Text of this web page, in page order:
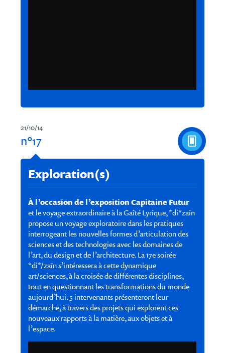
21/10/14
n°17
Exploration(s)
À l’occasion de l’exposition Capitaine Futur
et le voyage extraordinaire à la Gaîté Lyrique, *di*zaïn
propose un voyage exploratoire dans les pratiques
interrogeant les nouvelles formes d’articulation des
sciences et des technologies avec les domaines de
l’art, du design et de l’architecture. La 17e soirée
*di*/zaïn s’intéressera à cette dynamique
art/sciences, à la croisée de différentes disciplines,
tout en questionnant les transformations du monde
aujourd’hui. 5 intervenants présenteront leur
démarche, à travers des projets qui explorent ces
nouveaux rapports à la matière, aux objets et à
l’espace.